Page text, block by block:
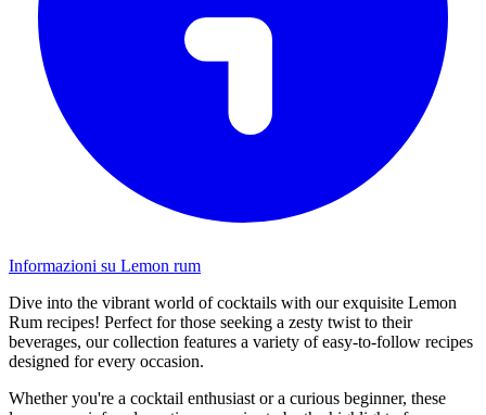
Informazioni su Lemon rum
Dive into the vibrant world of cocktails with our exquisite Lemon
Rum recipes! Perfect for those seeking a zesty twist to their
beverages, our collection features a variety of easy-to-follow recipes
designed for every occasion.
Whether you're a cocktail enthusiast or a curious beginner, these